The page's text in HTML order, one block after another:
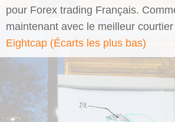
pour Forex trading Français.
maintenant avec le meilleur
Eightcap (Écarts les plus bas)